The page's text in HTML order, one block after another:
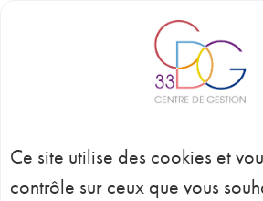
L’actualité du
Ce site utilise des cookies et
contrôle sur ceux que vous